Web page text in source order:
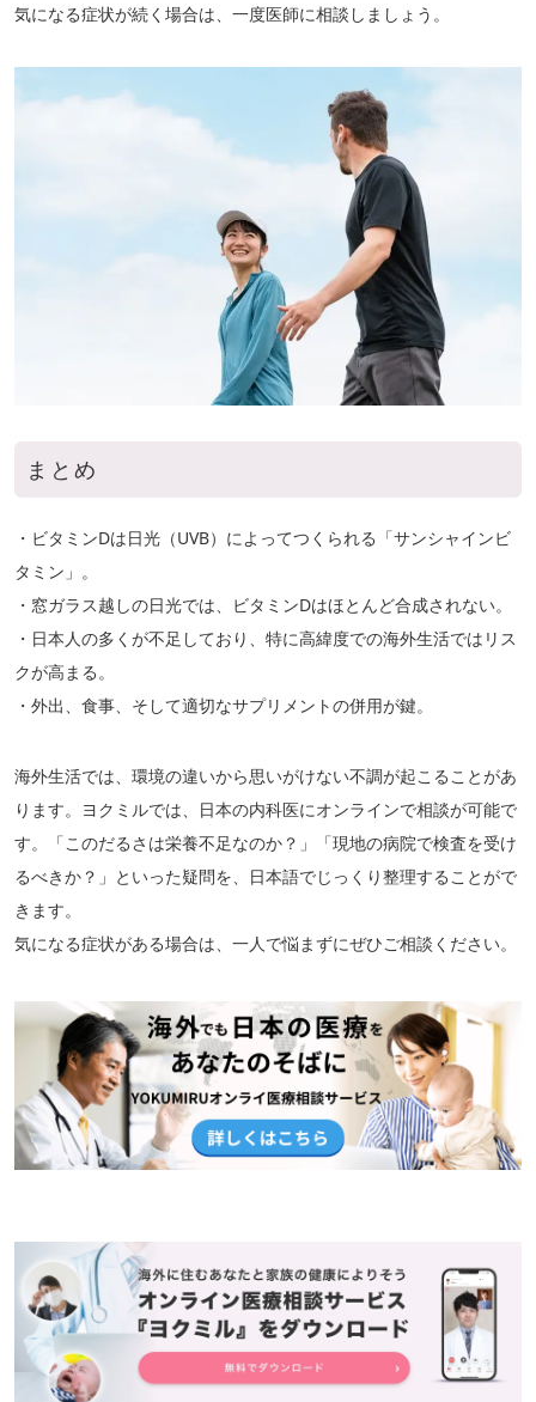
気になる症状が続く場合は、一度医師に相談しましょう。
まとめ
・ビタミンDは日光（UVB）によってつくられる「サンシャインビ
タミン」。
・窓ガラス越しの日光では、ビタミンDはほとんど合成されない。
・日本人の多くが不足しており、特に高緯度での海外生活ではリス
クが高まる。
・外出、食事、そして適切なサプリメントの併用が鍵。
海外生活では、環境の違いから思いがけない不調が起こることがあ
ります。ヨクミルでは、日本の内科医にオンラインで相談が可能で
す。「このだるさは栄養不足なのか？」「現地の病院で検査を受け
るべきか？」といった疑問を、日本語でじっくり整理することがで
きます。
気になる症状がある場合は、一人で悩まずにぜひご相談ください。